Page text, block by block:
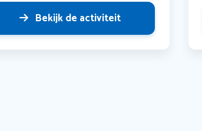
Bekijk de activiteit